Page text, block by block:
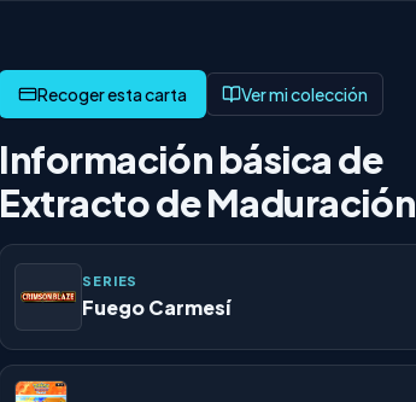
Ver mi colección
Información básica de
Extracto de Maduración
SERIES
Fuego Carmesí